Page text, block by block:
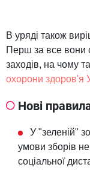
В уряді також
Перш за все вони
заходів, на чому
охорони здоров'я
Нові
У "зеленій"
умови зборів
соціальної